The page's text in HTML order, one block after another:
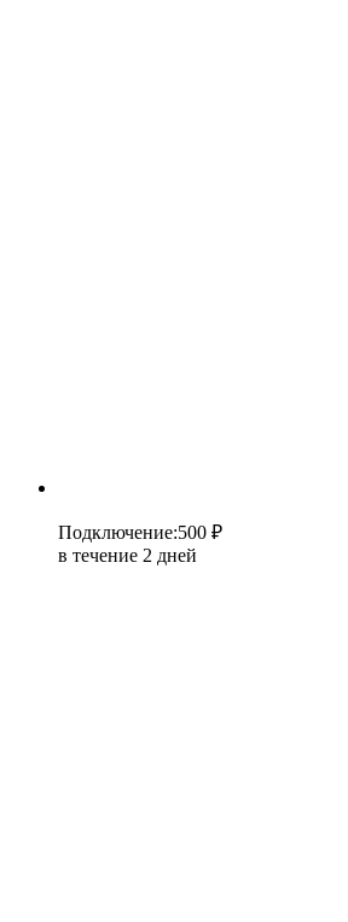
Подключение:500 ₽
в течение 2 дней